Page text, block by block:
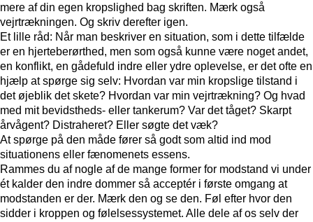
mere af din egen kropslighed bag skriften. Mærk også
vejrtrækningen. Og skriv derefter igen.
Et lille råd: Når man beskriver en situation, som i dette tilfælde
er en hjerteberørthed, men som også kunne være noget andet,
en konflikt, en gådefuld indre eller ydre oplevelse, er det ofte en
hjælp at spørge sig selv: Hvordan var min kropslige tilstand i
det øjeblik det skete? Hvordan var min vejrtrækning? Og hvad
med mit bevidstheds- eller tankerum? Var det tåget? Skarpt
årvågent? Distraheret? Eller søgte det væk?
At spørge på den måde fører så godt som altid ind mod
situationens eller fænomenets essens.
Rammes du af nogle af de mange former for modstand vi under
ét kalder den indre dommer så acceptér i første omgang at
modstanden er der. Mærk den og se den. Føl efter hvor den
sidder i kroppen og følelsessystemet. Alle dele af os selv der